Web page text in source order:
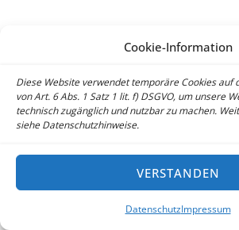
Cookie-Information
Diese Website verwendet temporäre Cookies auf
von Art. 6 Abs. 1 Satz 1 lit. f) DSGVO, um unsere
technisch zugänglich und nutzbar zu machen.
siehe Datenschutzhinweise.
VERSTANDEN
DatenschutzImpressum